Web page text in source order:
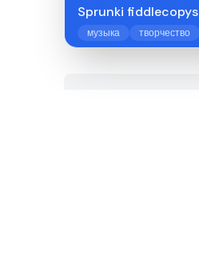
Sprunki fiddlecopys
музыка творчество